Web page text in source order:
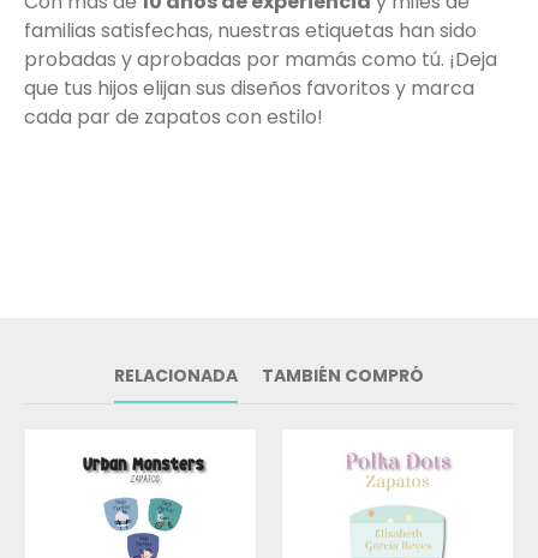
familias satisfechas, nuestras etiquetas han sido
probadas y aprobadas por mamás como tú. ¡Deja
que tus hijos elijan sus diseños favoritos y marca
cada par de zapatos con estilo!
RELACIONADA TAMBIÉN COMPRÓ